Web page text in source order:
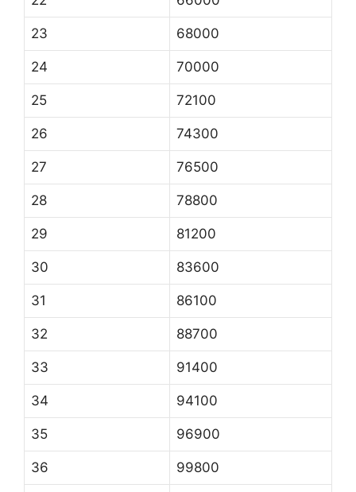
23 68000
24 70000
25 72100
26 74300
27 76500
28 78800
29 81200
30 83600
31 86100
32 88700
33 91400
34 94100
35 96900
36 99800